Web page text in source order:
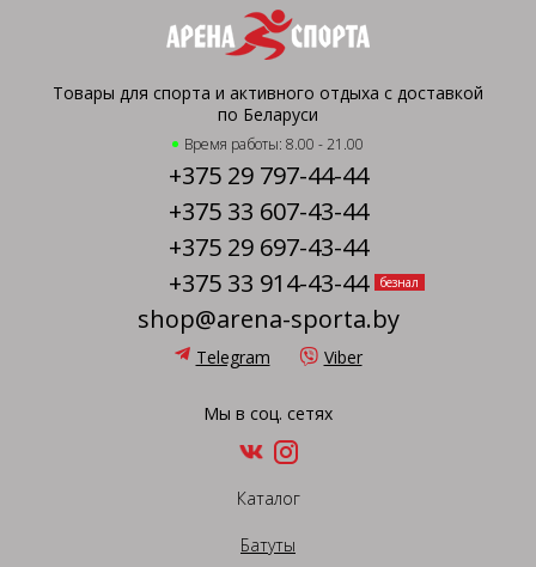
Товары для спорта и активного отдыха с доставкой
по Беларуси
Время работы: 8.00 - 21.00
+375 29 797-44-44
+375 33 607-43-44
+375 29 697-43-44
+375 33 914-43-44
безнал
shop@arena-sporta.by
Telegram Viber
Мы в соц. сетях
Каталог
Батуты